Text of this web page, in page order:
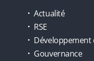
Actualité
RSE
Développement
Gouvernance